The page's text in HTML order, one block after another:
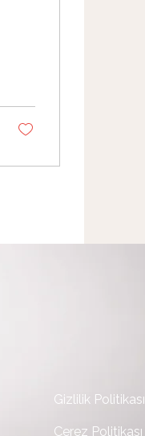
Gizlilik Politikası
Çerez Politikası